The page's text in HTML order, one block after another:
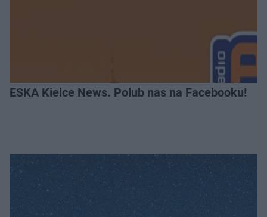
ESKA Kielce News. Polub nas na Facebooku!